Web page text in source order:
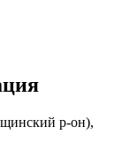
р-он),